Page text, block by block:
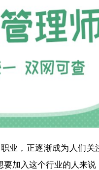
业，正逐渐成为人们关
加入这个行业的人来说